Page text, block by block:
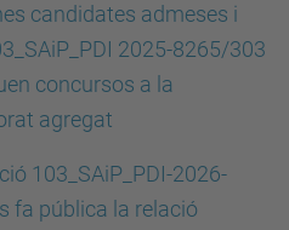
candidates admeses i
2025-8265/303
concursos a la
agregat
103_SAiP_PDI-2026-
fa pública la relació